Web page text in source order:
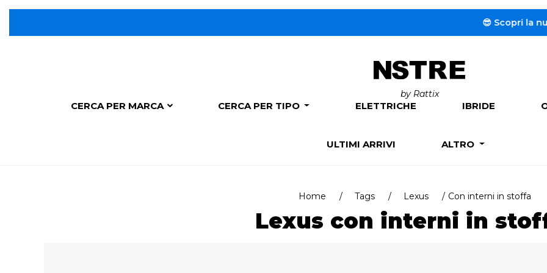
😎 Scopri la nuova
by Rattix
CERCA PER MARCA CERCA PER TIPO ELETTRICHE IBRIDE
ULTIMI ARRIVI ALTRO
Home Tags Lexus Con interni in stoffa
Lexus con interni in